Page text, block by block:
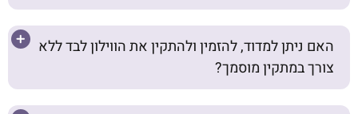
האם ניתן למדוד, להזמין ולהתקין את הווילון לבד ללא
צורך במתקין מוסמך?